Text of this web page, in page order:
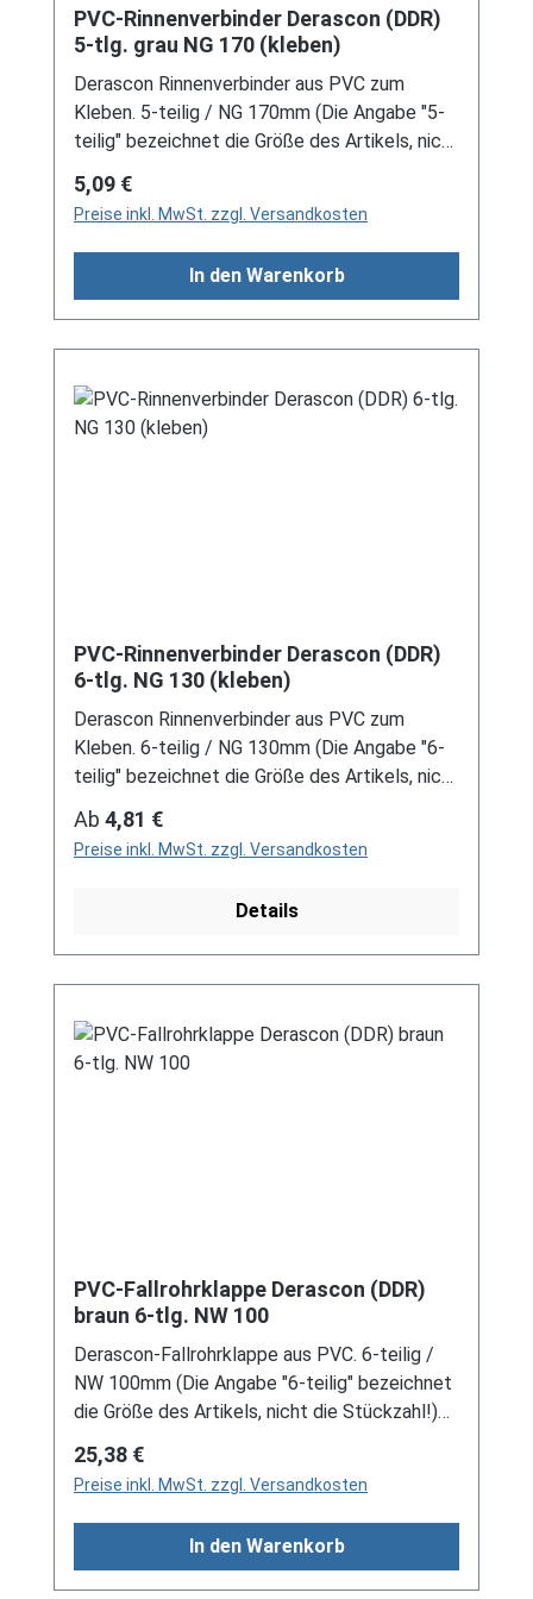
PVC-Rinnenverbinder Derascon (DDR)
5-tlg. grau NG 170 (kleben)
Derascon Rinnenverbinder aus PVC zum
Kleben. 5-teilig / NG 170mm (Die Angabe "5-
teilig" bezeichnet die Größe des Artikels, nicht
Es handelt sich hierbei um Restbestände
eines nicht mehr produzierten DDR-
Entwässerungssystems, welches mit
modernen Systemen nicht kompatibel ist. Bei
Schreiben Sie uns hierzu gerne über
unser Kontaktformular oder per E-Mail
Regulärer Preis:
5,09 €
Preise inkl. MwSt. zzgl. Versandkosten
In den Warenkorb
PVC-Rinnenverbinder Derascon (DDR)
6-tlg. NG 130 (kleben)
Derascon Rinnenverbinder aus PVC zum
Kleben. 6-teilig / NG 130mm (Die Angabe "6-
teilig" bezeichnet die Größe des Artikels, nicht
die Stückzahl!) Farben: grau / braun Für DDR-
Dachrinne Es handelt sich hierbei um
Restbestände eines nicht mehr produzierten
modernen Systemen nicht kompatibel ist. Bei
Schreiben Sie uns hierzu gerne über
unser Kontaktformular oder per E-Mail
Regulärer Preis:
Ab 4,81 €
Preise inkl. MwSt. zzgl. Versandkosten
Details
PVC-Fallrohrklappe Derascon (DDR)
braun 6-tlg. NW 100
Derascon-Fallrohrklappe aus PVC. 6-teilig /
NW 100mm (Die Angabe "6-teilig" bezeichnet
die Größe des Artikels, nicht die Stückzahl!)
Restbestände eines nicht mehr produzierten
DDR-Entwässerungssystems, welches mit
modernen Systemen nicht kompatibel ist. Bei
Fragen stehen wir gerne auch telefonische für
Regulärer Preis:
25,38 €
Preise inkl. MwSt. zzgl. Versandkosten
In den Warenkorb